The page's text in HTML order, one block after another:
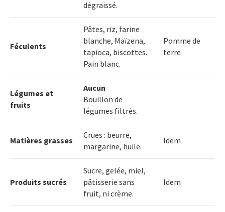
dégraissé.
Féculents
Pâtes, riz, farine
blanche, Maïzena,
tapioca, biscottes.
Pain blanc.
Pomme de
terre
Légumes et
fruits
Aucun
Bouillon de
légumes filtrés.
Matières grasses
Crues : beurre,
margarine, huile.
Idem
Produits sucrés
Sucre, gelée, miel,
pâtisserie sans
fruit, ni crème.
Idem